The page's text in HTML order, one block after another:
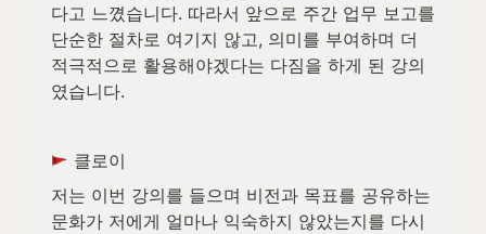
다고 느꼈습니다. 따라서 앞으로 주간 업무 보고를
단순한 절차로 여기지 않고, 의미를 부여하며 더
적극적으로 활용해야겠다는 다짐을 하게 된 강의
였습니다.
클로이
저는 이번 강의를 들으며 비전과 목표를 공유하는
문화가 저에게 얼마나 익숙하지 않았는지를 다시